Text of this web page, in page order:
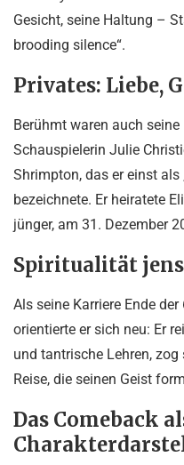
Gesicht, seine Haltung –
brooding silence“.
Privates: Liebe,
Berühmt waren auch
Schauspielerin Julie
Shrimpton, das er einst als
bezeichnete. Er heiratete
jünger, am 31. Dezember
Spiritualität
Als seine Karriere Ende
orientierte er sich neu: Er
und tantrische Lehren,
Reise, die seinen Geist
Das Comeback